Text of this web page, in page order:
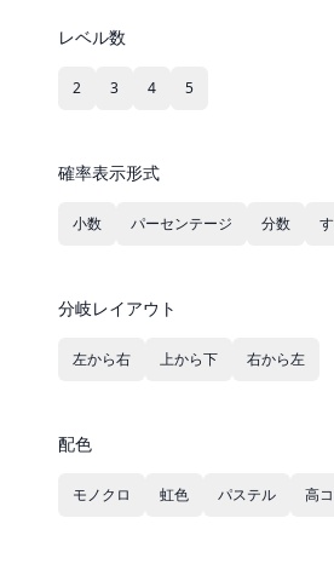
レベル数
2 3 4 5
確率表示形式
小数 パーセンテージ 分数
分岐レイアウト
左から右 上から下 右から左
配色
モノクロ 虹色 パステル 高